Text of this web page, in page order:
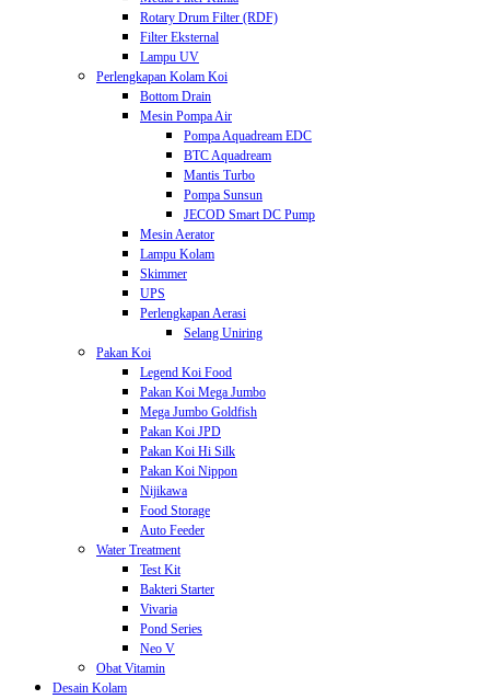
Rotary Drum Filter (RDF)
Filter Eksternal
Lampu UV
Perlengkapan Kolam Koi
Bottom Drain
Mesin Pompa Air
Pompa Aquadream EDC
BTC Aquadream
Mantis Turbo
Pompa Sunsun
JECOD Smart DC Pump
Mesin Aerator
Lampu Kolam
Skimmer
UPS
Perlengkapan Aerasi
Selang Uniring
Pakan Koi
Legend Koi Food
Pakan Koi Mega Jumbo
Mega Jumbo Goldfish
Pakan Koi JPD
Pakan Koi Hi Silk
Pakan Koi Nippon
Nijikawa
Food Storage
Auto Feeder
Water Treatment
Test Kit
Bakteri Starter
Vivaria
Pond Series
Neo V
Obat Vitamin
Desain Kolam